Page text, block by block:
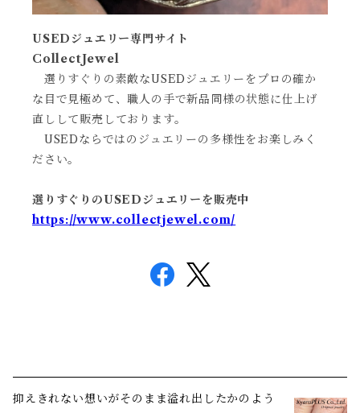
USEDジュエリー専門サイト
CollectJewel
選りすぐりの素敵なUSEDジュエリーをプロの確か
な目で見極めて、職人の手で新品同様の状態に仕上げ
直しして販売しております。
USEDならではのジュエリーの多様性をお楽しみく
ださい。
選りすぐりのUSEDジュエリーを販売中
https://www.collectjewel.com/
抑えきれない想いがそのまま溢れ出したかのよう